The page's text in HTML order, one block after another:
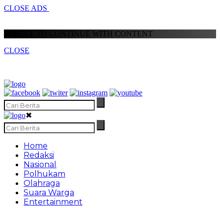
CLOSE ADS
SCROLL TO CONTINUE WITH CONTENT
CLOSE
✖
Home
Redaksi
Nasional
Polhukam
Olahraga
Suara Warga
Entertainment